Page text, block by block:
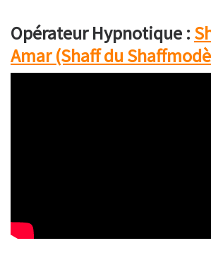
Opérateur Hypnotique :
Amar (Shaff du